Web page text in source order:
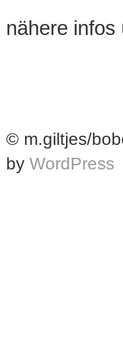
nähere
© m.giltjes/
by WordPress